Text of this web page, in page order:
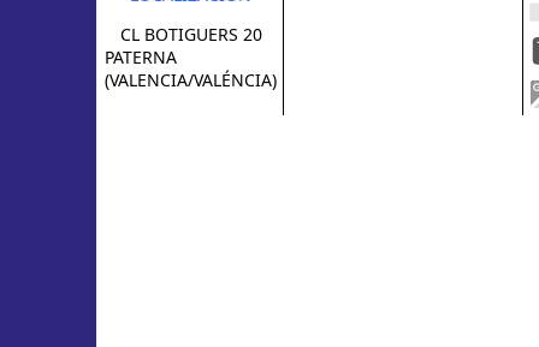
CL BOTIGUERS 20
PATERNA
(VALENCIA/VALÉNCIA)